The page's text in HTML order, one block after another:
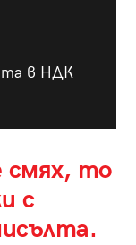
в НДК
смях, то
с